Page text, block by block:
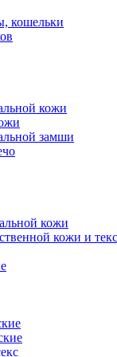
кошельки
кожи
замши
кожи
кожи и